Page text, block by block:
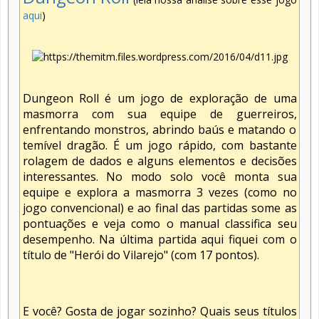
aqui)
Dungeon Roll é um jogo de exploração de uma
masmorra com sua equipe de guerreiros,
enfrentando monstros, abrindo baús e matando o
temível dragão. É um jogo rápido, com bastante
rolagem de dados e alguns elementos e decisões
interessantes. No modo solo você monta sua
equipe e explora a masmorra 3 vezes (como no
jogo convencional) e ao final das partidas some as
pontuações e veja como o manual classifica seu
desempenho. Na última partida aqui fiquei com o
título de "Herói do Vilarejo" (com 17 pontos).
E você? Gosta de jogar sozinho? Quais seus títulos